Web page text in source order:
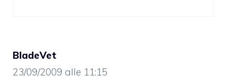
BladeVet
23/09/2009 alle 11:15